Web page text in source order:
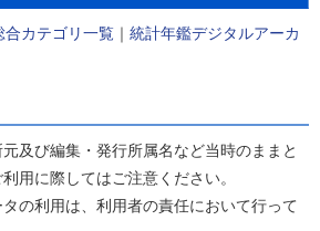
合カテゴリ一覧 ｜ 統計年鑑デジタルアーカ
及び編集・発行所属名など当時のままと
用に際してはご注意ください。
の利用は、利用者の責任において行って